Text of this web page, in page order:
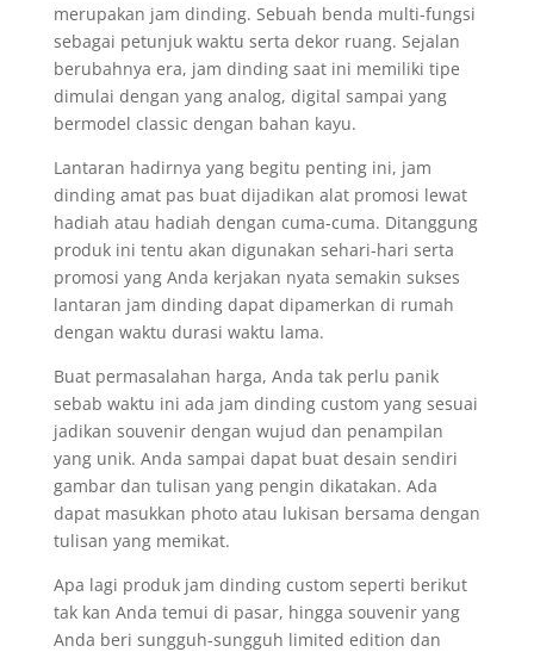
merupakan jam dinding. Sebuah benda multi-fungsi
sebagai petunjuk waktu serta dekor ruang. Sejalan
berubahnya era, jam dinding saat ini memiliki tipe
dimulai dengan yang analog, digital sampai yang
bermodel classic dengan bahan kayu.
Lantaran hadirnya yang begitu penting ini, jam
dinding amat pas buat dijadikan alat promosi lewat
hadiah atau hadiah dengan cuma-cuma. Ditanggung
produk ini tentu akan digunakan sehari-hari serta
promosi yang Anda kerjakan nyata semakin sukses
lantaran jam dinding dapat dipamerkan di rumah
dengan waktu durasi waktu lama.
Buat permasalahan harga, Anda tak perlu panik
sebab waktu ini ada jam dinding custom yang sesuai
jadikan souvenir dengan wujud dan penampilan
yang unik. Anda sampai dapat buat desain sendiri
gambar dan tulisan yang pengin dikatakan. Ada
dapat masukkan photo atau lukisan bersama dengan
tulisan yang memikat.
Apa lagi produk jam dinding custom seperti berikut
tak kan Anda temui di pasar, hingga souvenir yang
Anda beri sungguh-sungguh limited edition dan